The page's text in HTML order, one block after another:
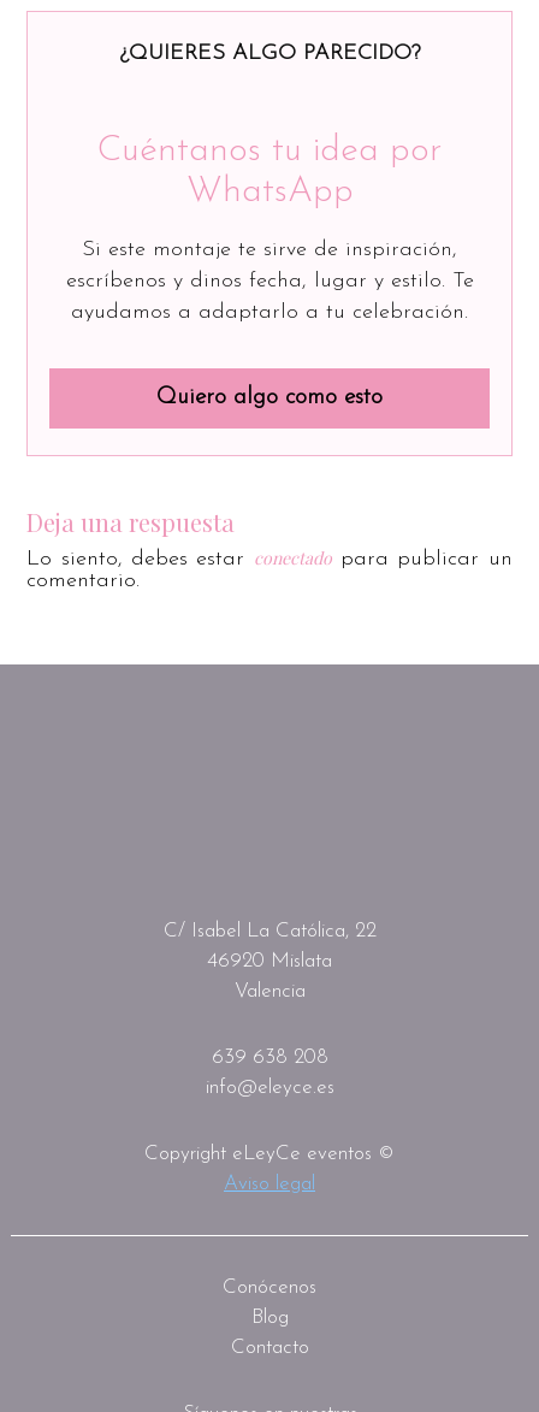
¿QUIERES ALGO PARECIDO?
Cuéntanos tu idea por
WhatsApp
Si este montaje te sirve de inspiración,
escríbenos y dinos fecha, lugar y estilo. Te
ayudamos a adaptarlo a tu celebración.
Quiero algo como esto
Deja una respuesta
Lo siento, debes estar conectadopara publicar un
comentario.
C/ Isabel La Católica, 22
46920 Mislata
Valencia
639 638 208
info@eleyce.es
Copyright eLeyCe eventos ©
Aviso legal
Conócenos
Blog
Contacto